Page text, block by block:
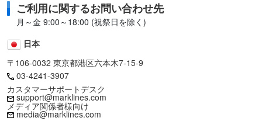
ご利用に関するお問い合わせ先
月～金 9:00～18:00 (祝祭日を除く)
日本
〒106-0032 東京都港区六本木7-15-9
03-4241-3907
カスタマーサポートデスク
support@marklines.com
メディア関係者様向け
media@marklines.com